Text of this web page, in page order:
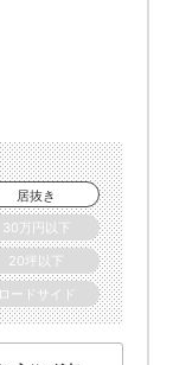
居抜き
30万円以下
20坪以下
ロードサイド